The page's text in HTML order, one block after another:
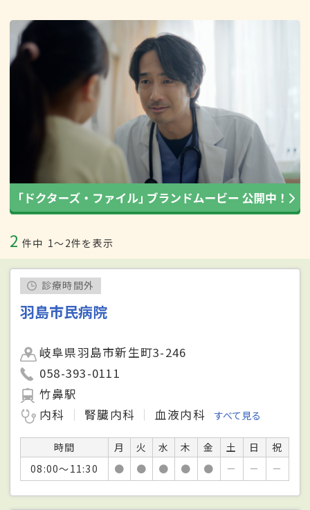
2 件中 1〜2件を表示
診療時間外
羽島市民病院
岐阜県羽島市新生町3-246
058-393-0111
竹鼻駅
内科
腎臓内科 血液内科 すべて見る
時間 月 火 水 木 金 土 日
祝
08:00～11:30
● ● ● ● ● － － －